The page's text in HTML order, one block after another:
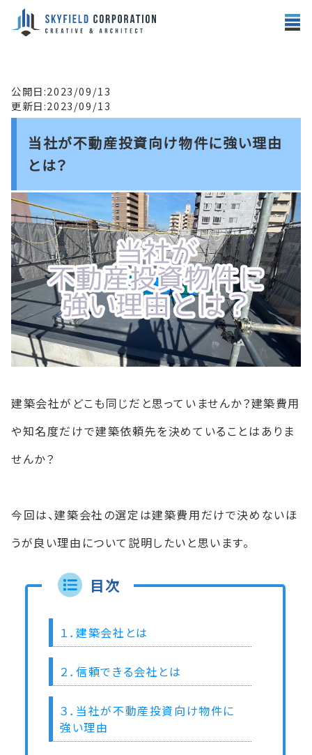
公開日:2023/09/13
更新日:2023/09/13
当社が不動産投資向け物件に強い理由
とは？
建築会社がどこも同じだと思っていませんか？建築費用
や知名度だけで建築依頼先を決めていることはありま
せんか？
今回は、建築会社の選定は建築費用だけで決めないほ
うが良い理由について説明したいと思います。
目次
１．建築会社とは
２．信頼できる会社とは
３．当社が不動産投資向け物件に
強い理由